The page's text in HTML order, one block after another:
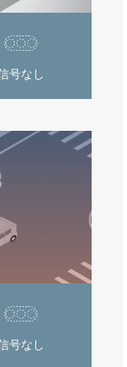
号なし
号なし